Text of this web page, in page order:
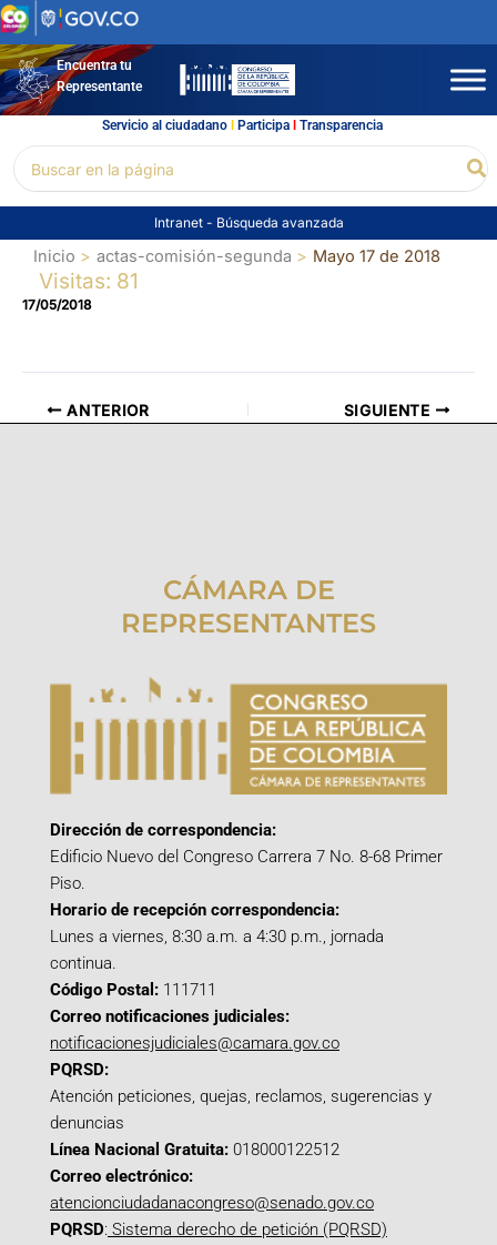
Ir
al
contenidoEncuentra tu
Representante
Servicio al ciudadano l Participal Transparencia
por:
Intranet - Búsqueda avanzada
Inicio actas-comisión-segunda Mayo 17 de 2018
Visitas: 81
17/05/2018
ANTERIOR SIGUIENTE
CÁMARA DE
REPRESENTANTES
Dirección de correspondencia:
Edificio Nuevo del Congreso Carrera 7 No. 8-68 Primer
Piso.
Horario de recepción correspondencia:
Lunes a viernes, 8:30 a.m. a 4:30 p.m., jornada
continua.
Código Postal: 111711
Correo notificaciones judiciales:
notificacionesjudiciales@camara.gov.co
PQRSD:
Atención peticiones, quejas, reclamos, sugerencias y
denuncias
Línea Nacional Gratuita: 018000122512
Correo electrónico:
atencionciudadanacongreso@senado.gov.co
PQRSD: Sistema derecho de petición (PQRSD)